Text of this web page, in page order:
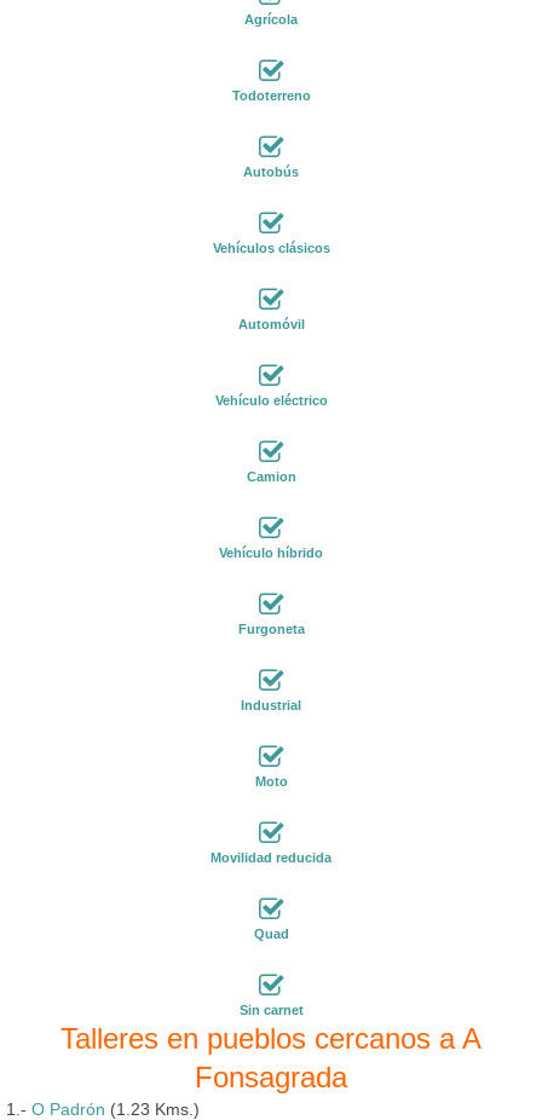
Agrícola
Todoterreno
Autobús
Vehículos clásicos
Automóvil
Vehículo eléctrico
Camion
Vehículo híbrido
Furgoneta
Industrial
Moto
Movilidad reducida
Quad
Sin carnet
Talleres en pueblos cercanos a A
Fonsagrada
1.- O Padrón (1.23 Kms.)